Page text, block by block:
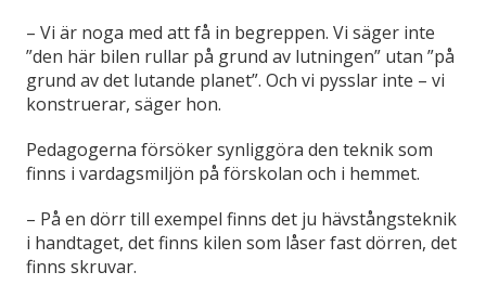
– Vi är noga med att få in begreppen. Vi säger inte
”den här bilen rullar på grund av lutningen” utan ”på
grund av det lutande planet”. Och vi pysslar inte – vi
konstruerar, säger hon.
Pedagogerna försöker synliggöra den teknik som
finns i vardagsmiljön på förskolan och i hemmet.
– På en dörr till exempel finns det ju hävstångsteknik
i handtaget, det finns kilen som låser fast dörren, det
finns skruvar.